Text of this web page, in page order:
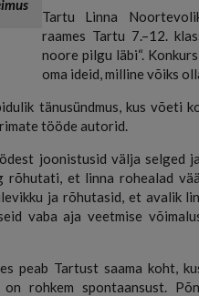
Tartu Linna
raames Tartu 7.–12.
noore pilgu läbi“.
oma ideid, milline võiks
tänusündmus, kus võeti
tööde autorid.
joonistusid välja selged
rõhutati, et linna rohealad
ja rõhutasid, et avalik
vaba aja veetmise
peab Tartust saama koht,
rohkem spontaansust.